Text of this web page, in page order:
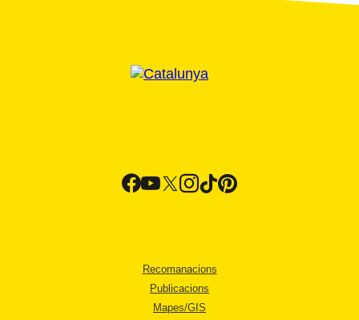
Recomanacions
Publicacions
Mapes/GIS